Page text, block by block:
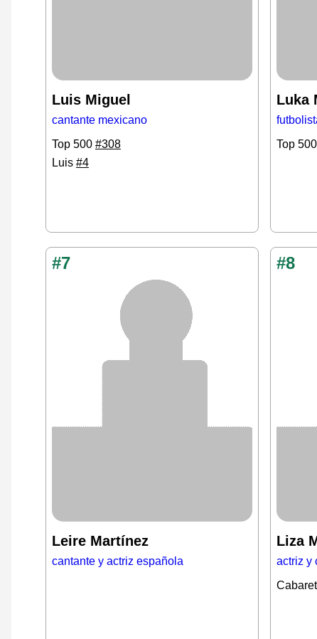
Luis Miguel
cantante mexicano
Top 500 #308
Luis #4
Luka
Top 500
#7
Leire Martínez
cantante y actriz española
#8
Liza
actriz y
Cabaret